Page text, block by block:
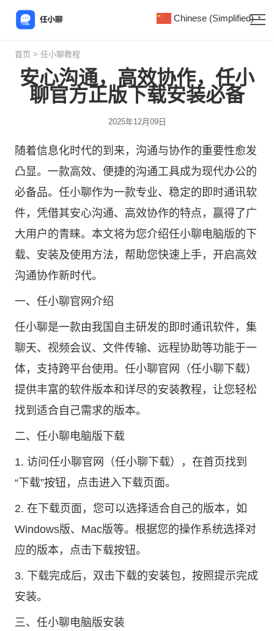
首页 > 任小聊教程
安心沟通，高效协作，任小
聊官方正版下载安装必备
2025年12月09日
随着信息化时代的到来，沟通与协作的重要性愈发
凸显。一款高效、便捷的沟通工具成为现代办公的
必备品。 任小聊作为一款专业、稳定的即时通讯软
件，凭借其安心沟通、高效协作的特点，赢得了广
大用户的青睐。本文将为您介绍任小聊电脑版的下
载、安装及使用方法，帮助您快速上手，开启高效
沟通协作新时代。
一、 任小聊官网介绍
任小聊是一款由我国自主研发的即时通讯软件，集
聊天、视频会议、文件传输、远程协助等功能于一
体，支持跨平台使用。任小聊官网（任小聊下载）
提供丰富的软件版本和详尽的安装教程，让您轻松
找到适合自己需求的版本。
二、任小聊电脑版下载
1. 访问任小聊官网（任小聊下载），在首页找到
“下载”按钮，点击进入下载页面。
2. 在下载页面，您可以选择适合自己的版本，如
Windows版、Mac版等。根据您的操作系统选择对
应的版本，点击下载按钮。
3. 下载完成后，双击下载的安装包，按照提示完成
安装。
三、任小聊电脑版安装
Chinese (Simplified) ▼